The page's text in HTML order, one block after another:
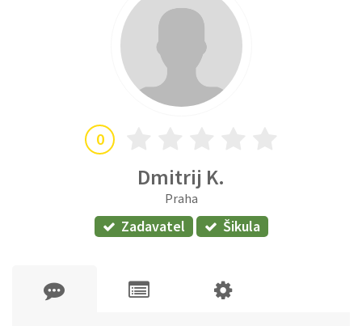
0
Dmitrij K.
Praha
Zadavatel Šikula